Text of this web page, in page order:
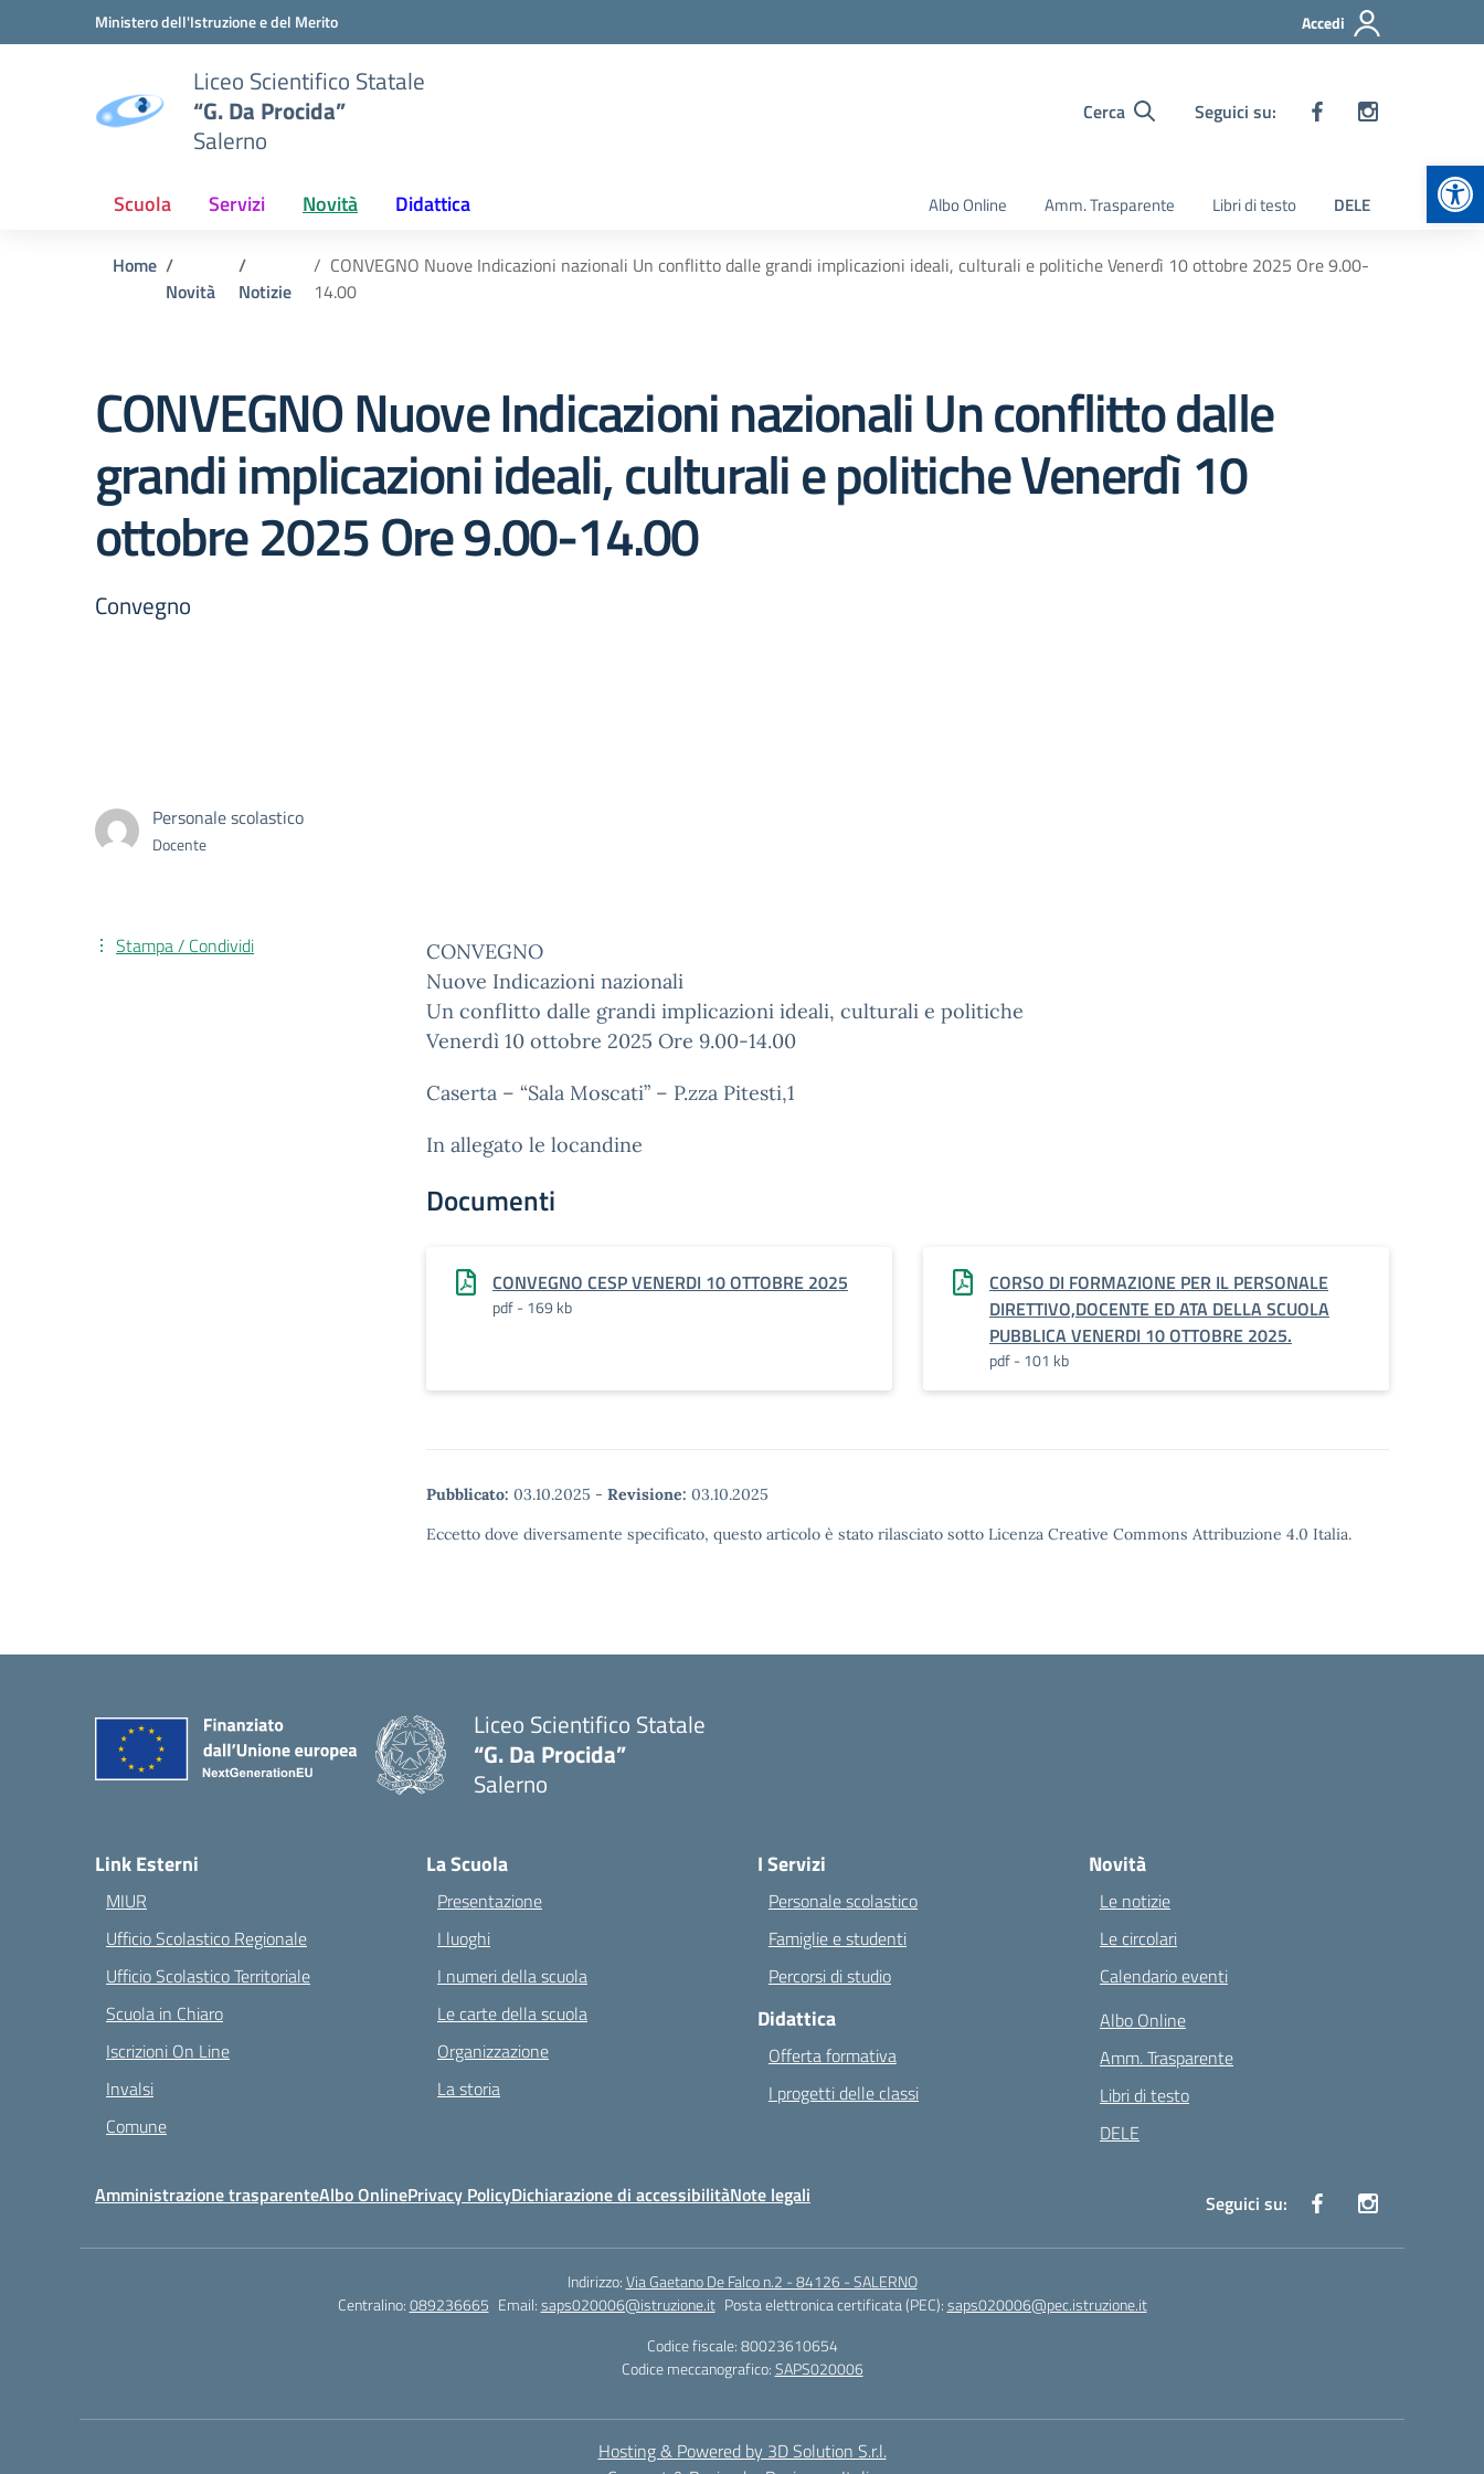
Vai ai contenuti
Vai al menu di navigazioneMinistero dell'Istruzione e del Merito Accedi
Liceo Scientifico Statale
“G. Da Procida”
Salerno
Cerca Seguici su:
Scuola Servizi Novità Didattica Albo Online Amm. Trasparente Libri di testo DELE
Home
Novità
Notizie
CONVEGNO Nuove Indicazioni nazionali Un conflitto dalle grandi implicazioni ideali, culturali e politiche Venerdì 10 ottobre 2025 Ore 9.00-
14.00
CONVEGNO Nuove Indicazioni nazionali Un conflitto dalle
grandi implicazioni ideali, culturali e politiche Venerdì 10
ottobre 2025 Ore 9.00-14.00
Convegno
Personale scolastico
Docente
CONVEGNO
Nuove Indicazioni nazionali
Un conflitto dalle grandi implicazioni ideali, culturali e politiche
Venerdì 10 ottobre 2025 Ore 9.00-14.00
Caserta – “Sala Moscati” – P.zza Pitesti,1
In allegato le locandine
Documenti
CONVEGNO CESP VENERDI 10 OTTOBRE 2025
pdf - 169 kb
CORSO DI FORMAZIONE PER IL PERSONALE
DIRETTIVO,DOCENTE ED ATA DELLA SCUOLA
PUBBLICA VENERDI 10 OTTOBRE 2025.
pdf - 101 kb
Pubblicato: 03.10.2025 - Revisione: 03.10.2025
Eccetto dove diversamente specificato, questo articolo è stato rilasciato sotto Licenza Creative Commons Attribuzione 4.0 Italia.
Stampa / Condividi
Liceo Scientifico Statale
“G. Da Procida”
Salerno
Link Esterni
MIUR
Ufficio Scolastico Regionale
Ufficio Scolastico Territoriale
Scuola in Chiaro
Iscrizioni On Line
Invalsi
Comune
La Scuola
Presentazione
I luoghi
I numeri della scuola
Le carte della scuola
Organizzazione
La storia
I Servizi
Personale scolastico
Famiglie e studenti
Percorsi di studio
Didattica
Offerta formativa
I progetti delle classi
Novità
Le notizie
Le circolari
Calendario eventi
Albo Online
Amm. Trasparente
Libri di testo
DELE
Amministrazione trasparenteAlbo OnlinePrivacy PolicyDichiarazione di accessibilitàNote legali Seguici su:
Indirizzo:Via Gaetano De Falco n.2 - 84126 - SALERNO
Centralino:089236665 Email:saps020006@istruzione.it Posta elettronica certificata (PEC):saps020006@pec.istruzione.it
Codice fiscale: 80023610654
Codice meccanografico:SAPS020006
Hosting & Powered by 3D Solution S.r.l.